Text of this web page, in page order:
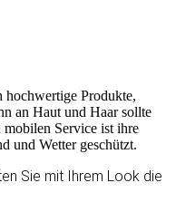
hochwertige Produkte,
an Haut und Haar sollte
mobilen Service ist ihre
und Wetter geschützt.
Sie mit Ihrem Look die